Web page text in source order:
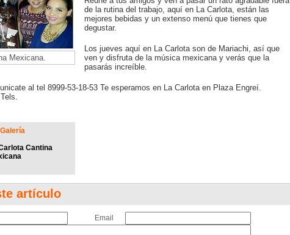
Mexicana.
de la rutina del trabajo, aquí en La Carlota, están las
mejores bebidas y un extenso menú que tienes que
degustar.
Los jueves aquí en La Carlota son de Mariachi, así que
ven y disfruta de la música mexicana y verás que la
pasarás increíble.
al tel 8999-53-18-53 Te esperamos en La Carlota en Plaza Engreí.
Tels.
Galería
Cantina
artículo
Email